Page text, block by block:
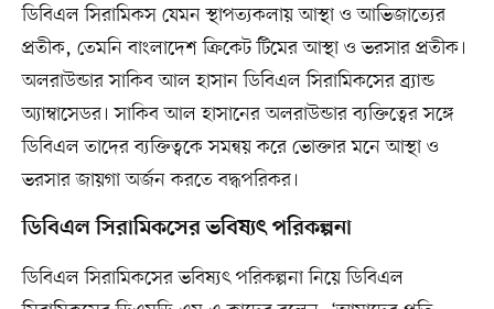
ডিবিএল সিরামিকস যেমন স্থাপত্যকলায় আস্থা ও আভিজাত্যের
প্রতীক, তেমনি বাংলাদেশ ক্রিকেট টিমের আস্থা ও ভরসার প্রতীক।
অলরাউন্ডার সাকিব আল হাসান ডিবিএল সিরামিকসের ব্র্যান্ড
অ্যাম্বাসেডর। সাকিব আল হাসানের অলরাউন্ডার ব্যক্তিত্বের সঙ্গে
ডিবিএল তাদের ব্যক্তিত্বকে সমন্বয় করে ভোক্তার মনে আস্থা ও
ভরসার জায়গা অর্জন করতে বদ্ধপরিকর।
ডিবিএল সিরামিকসের ভবিষ্যৎ পরিকল্পনা
ডিবিএল সিরামিকসের ভবিষ্যৎ পরিকল্পনা নিয়ে ডিবিএল